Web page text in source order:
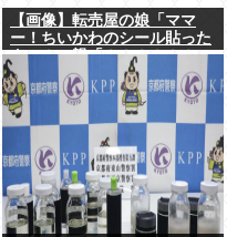
【画像】転売屋の娘「ママ
ー！ちいかわのシール貼った
よー！」親「！！！！！！」